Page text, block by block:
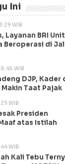
Ini
WIB
Layanan BRI Unit
Beroperasi di
WIB
DJP, Kader
Taat Pajak
WIB
Presiden
atas Istilah
WIB
Kali Tebu